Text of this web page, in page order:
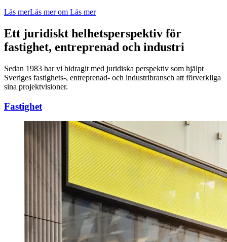
Läs merLäs mer om Läs mer
Ett juridiskt helhetsperspektiv för
fastighet, entreprenad och industri
Sedan 1983 har vi bidragit med juridiska perspektiv som hjälpt
Sveriges fastighets-, entreprenad- och industribransch att förverkliga
sina projektvisioner.
Fastighet